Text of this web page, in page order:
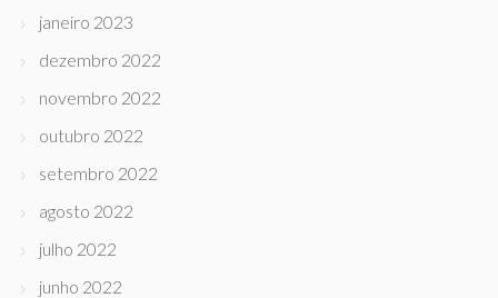
janeiro 2023
dezembro 2022
novembro 2022
outubro 2022
setembro 2022
agosto 2022
julho 2022
junho 2022